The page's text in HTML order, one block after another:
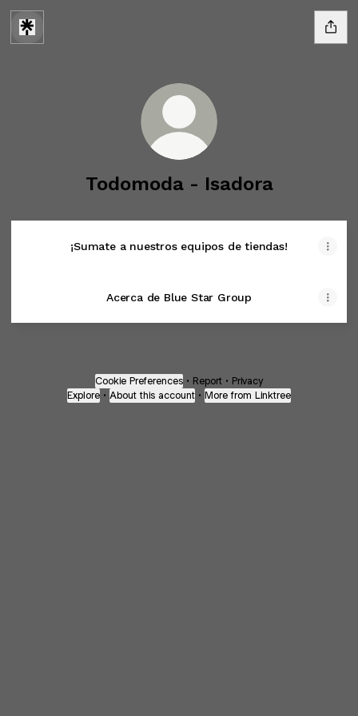
Todomoda - Isadora
¡Sumate a nuestros equipos de tiendas!
Acerca de Blue Star Group
Cookie Preferences • Report • Privacy
Explore • About this account • More from Linktree